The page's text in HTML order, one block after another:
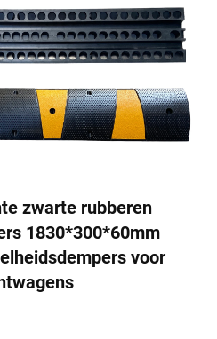
zwarte rubberen
1830*300*60mm
voor